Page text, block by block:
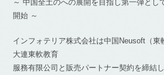
～ 中国全土のへの展開を目指し第一弾とし
開始 ～
インフォテリア株式会社は中国Neusoft（東
大連東軟教育
服務有限公司と販売パートナー契約を締結